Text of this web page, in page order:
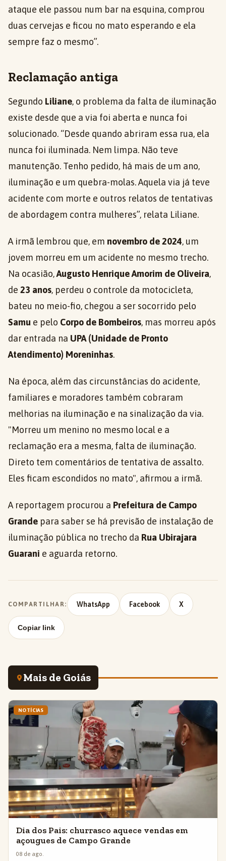
ataque ele passou num bar na esquina, comprou
duas cervejas e ficou no mato esperando e ela
sempre faz o mesmo”.
Reclamação antiga
Segundo Liliane, o problema da falta de iluminação
existe desde que a via foi aberta e nunca foi
solucionado. “Desde quando abriram essa rua, ela
nunca foi iluminada. Nem limpa. Não teve
manutenção. Tenho pedido, há mais de um ano,
iluminação e um quebra-molas. Aquela via já teve
acidente com morte e outros relatos de tentativas
de abordagem contra mulheres”, relata Liliane.
A irmã lembrou que, em novembro de 2024, um
jovem morreu em um acidente no mesmo trecho.
Na ocasião,Augusto Henrique Amorim de Oliveira,
de 23 anos, perdeu o controle da motocicleta,
bateu no meio-fio, chegou a ser socorrido pelo
Samu e pelo Corpo de Bombeiros, mas morreu após
dar entrada na UPA (Unidade de Pronto
Atendimento) Moreninhas.
Na época, além das circunstâncias do acidente,
familiares e moradores também cobraram
melhorias na iluminação e na sinalização da via.
"Morreu um menino no mesmo local e a
reclamação era a mesma, falta de iluminação.
Direto tem comentários de tentativa de assalto.
Eles ficam escondidos no mato", afirmou a irmã.
A reportagem procurou a Prefeitura de Campo
Grande para saber se há previsão de instalação de
iluminação pública no trecho da Rua Ubirajara
Guarani e aguarda retorno.
COMPARTILHAR: WhatsApp Facebook X
Copiar link
Mais de Goiás
NOTÍCIAS
Dia dos Pais: churrasco aquece vendas em
açougues de Campo Grande
08 de ago.